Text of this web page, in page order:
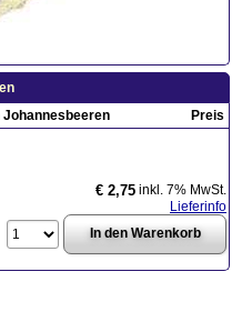
Preis
€ 2,75 inkl. 7% MwSt.
Lieferinfo